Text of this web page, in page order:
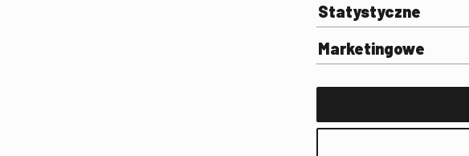
Repozytorium Cyfrowe
Wynajem przestrzeni FINA
Statystyczne
Marketingowe